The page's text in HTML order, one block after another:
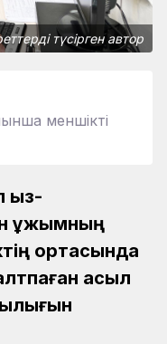
түсірген автор
меншікті
қыз-
ұжымның
ортасында
асыл